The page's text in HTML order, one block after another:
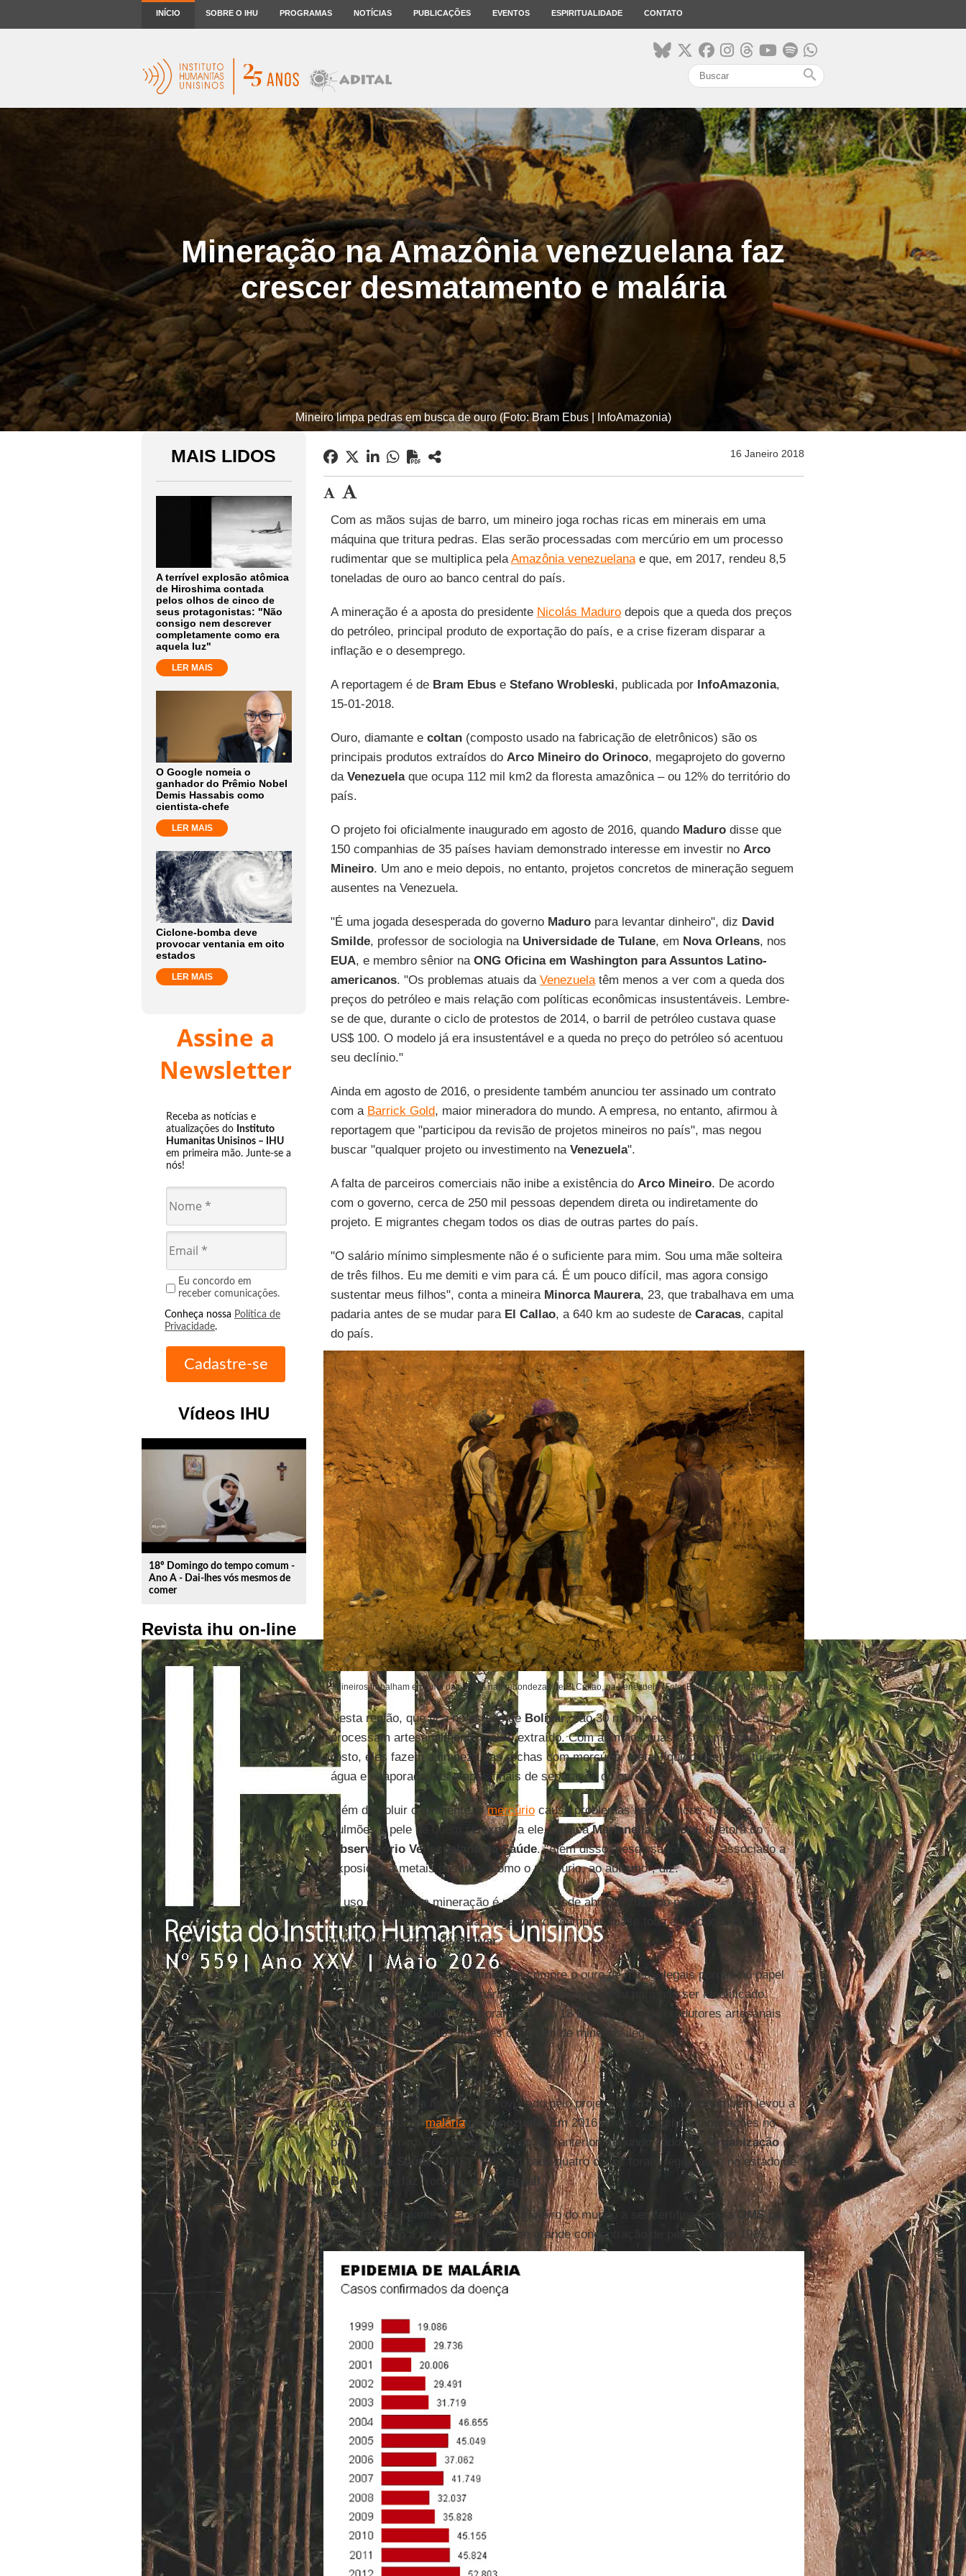
INÍCIO SOBRE O IHU PROGRAMAS NOTÍCIAS PUBLICAÇÕES EVENTOS ESPIRITUALIDADE CONTATO
search
Mineração na Amazônia venezuelana faz
crescer desmatamento e malária
Mineiro limpa pedras em busca de ouro (Foto: Bram Ebus | InfoAmazonia)
MAIS LIDOS
A terrível explosão atômica
de Hiroshima contada
pelos olhos de cinco de
seus protagonistas: "Não
consigo nem descrever
completamente como era
aquela luz"
LER MAIS
O Google nomeia o
ganhador do Prêmio Nobel
Demis Hassabis como
cientista-chefe
LER MAIS
Ciclone-bomba deve
provocar ventania em oito
estados
LER MAIS
Assine a
Newsletter
Receba as notícias e
atualizações do Instituto
Humanitas Unisinos – IHU
em primeira mão. Junte-se a
nós!
Eu concordo em
receber comunicações.
Conheça nossa Política de
Privacidade.
Vídeos IHU
play_circle_outline
18º Domingo do tempo comum -
Ano A - Dai-lhes vós mesmos de
comer
Revista ihu on-line
16 Janeiro 2018
Com as mãos sujas de barro, um mineiro joga rochas ricas em minerais em uma
máquina que tritura pedras. Elas serão processadas com mercúrio em um processo
rudimentar que se multiplica pelaAmazônia venezuelanae que, em 2017, rendeu 8,5
toneladas de ouro ao banco central do país.
A mineração é a aposta do presidente Nicolás Madurodepois que a queda dos preços
do petróleo, principal produto de exportação do país, e a crise fizeram disparar a
inflação e o desemprego.
A reportagem é de Bram Ebuse Stefano Wrobleski, publicada por InfoAmazonia,
15-01-2018.
Ouro, diamante e coltan(composto usado na fabricação de eletrônicos) são os
principais produtos extraídos do Arco Mineiro do Orinoco, megaprojeto do governo
da Venezuelaque ocupa 112 mil km2 da floresta amazônica – ou 12% do território do
país.
O projeto foi oficialmente inaugurado em agosto de 2016, quando Madurodisse que
150 companhias de 35 países haviam demonstrado interesse em investir no Arco
Mineiro. Um ano e meio depois, no entanto, projetos concretos de mineração seguem
ausentes na Venezuela.
"É uma jogada desesperada do governo Maduropara levantar dinheiro", diz David
Smilde, professor de sociologia na Universidade de Tulane, em Nova Orleans, nos
EUA, e membro sênior na ONG Oficina em Washington para Assuntos Latino-
americanos. "Os problemas atuais da Venezuelatêm menos a ver com a queda dos
preços do petróleo e mais relação com políticas econômicas insustentáveis. Lembre-
se de que, durante o ciclo de protestos de 2014, o barril de petróleo custava quase
US$ 100. O modelo já era insustentável e a queda no preço do petróleo só acentuou
seu declínio."
Ainda em agosto de 2016, o presidente também anunciou ter assinado um contrato
com a Barrick Gold, maior mineradora do mundo. A empresa, no entanto, afirmou à
reportagem que "participou da revisão de projetos mineiros no país", mas negou
buscar "qualquer projeto ou investimento na Venezuela".
A falta de parceiros comerciais não inibe a existência do Arco Mineiro. De acordo
com o governo, cerca de 250 mil pessoas dependem direta ou indiretamente do
projeto. E migrantes chegam todos os dias de outras partes do país.
"O salário mínimo simplesmente não é o suficiente para mim. Sou uma mãe solteira
de três filhos. Eu me demiti e vim para cá. É um pouco difícil, mas agora consigo
sustentar meus filhos", conta a mineira Minorca Maurera, 23, que trabalhava em uma
padaria antes de se mudar para El Callao, a 640 km ao sudeste de Caracas, capital
do país.
Mineiros trabalham em uma das minas nas redondezas de El Callao, na Venezuela (Foto: Bram Ebus | InfoAmazonia)
Nesta região, que fica no estado de Bolívar, são 30 mil mineiros independentes que
processam artesanalmente o ouro extraído. Com as mãos nuas e sem máscaras no
rosto, eles fazem a limpeza das rochas com mercúrio, metal líquido que é misturado à
água e evaporado nas etapas finais de separação do ouro.
Além de poluir o ambiente, omercúriocausa problemas neurológicos, nos rins,
pulmões e pele de quem se expõe a ele, explicaMarianella Herrera, diretora do
Observatório Venezuelano da Saúde. "Além disso, pesquisadores têm associado a
exposição a metais pesados, como o mercúrio, ao autismo", diz.
O uso do metal na mineração é proibido desde abril de 2016 no país, o que não
impede a mineradora estatalMinervende comprar quase toda a produção dos
mineiros artesanais deBolívar.
"Não posso afirmar que a Minervencompre o ouro de minas ilegais porque no papel
não é assim", diz um funcionário da empresa que pediu para não ser identificado.
"Estamos autorizados a comprar de 17 ou 18 associações de produtores artesanais
de ouro, mas sabemos que eles compram de mineiros ilegais."
Malária
O crescimento da mineração provocado pelo projeto do Arco Mineiro também levou a
uma epidemia demaláriana Venezuela
. Em 2016 foram 240 mil contaminações no
país, um número 76% maior que o do ano anterior, segundo dados da
Organização
Mundial da Saúde (OMS)
. Três em cada quatro casos foram registrados no estado de
Bolívar
, que faz fronteira com o Brasil.
O dado é alarmante para o país, o primeiro do mundo a ser certificado pela OMSpor
ter erradicado a malária em locais de grande concentração de pessoas, em 1961.